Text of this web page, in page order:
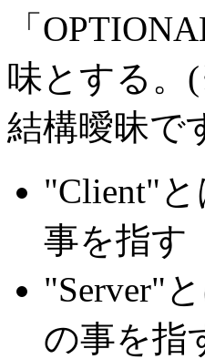
「
味とする。
結構曖昧で
"Client"
事を指す
"Server"
の事を指